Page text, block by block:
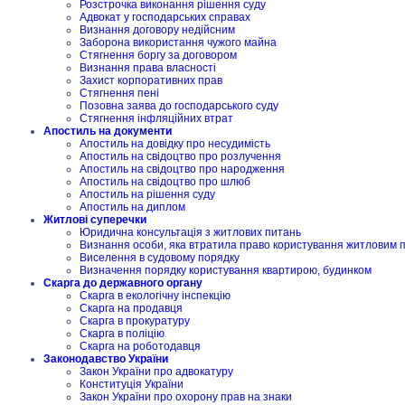
Розстрочка виконання рішення суду
Адвокат у господарських справах
Визнання договору недійсним
Заборона використання чужого майна
Стягнення боргу за договором
Визнання права власності
Захист корпоративних прав
Стягнення пені
Позовна заява до господарського суду
Стягнення інфляційних втрат
Апостиль на документи
Апостиль на довідку про несудимість
Апостиль на свідоцтво про розлучення
Апостиль на свідоцтво про народження
Апостиль на свідоцтво про шлюб
Апостиль на рішення суду
Апостиль на диплом
Житлові суперечки
Юридична консультація з житлових питань
Визнання особи, яка втратила право користування житловим
Виселення в судовому порядку
Визначення порядку користування квартирою, будинком
Скарга до державного органу
Скарга в екологічну інспекцію
Скарга на продавця
Скарга в прокуратуру
Скарга в поліцію
Скарга на роботодавця
Законодавство України
Закон України про адвокатуру
Конституція України
Закон України про охорону прав на знаки